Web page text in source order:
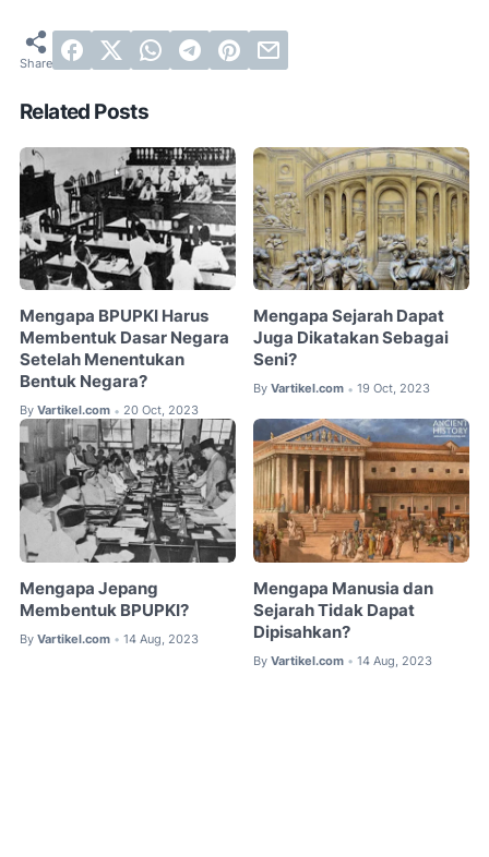
Related Posts
Mengapa BPUPKI Harus
Membentuk Dasar Negara
Setelah Menentukan
Bentuk Negara?
By Vartikel.com • 20 Oct, 2023
Mengapa Sejarah Dapat
Juga Dikatakan Sebagai
Seni?
By Vartikel.com • 19 Oct, 2023
Mengapa Jepang
Membentuk BPUPKI?
By Vartikel.com • 14 Aug, 2023
Mengapa Manusia dan
Sejarah Tidak Dapat
Dipisahkan?
By Vartikel.com • 14 Aug, 2023